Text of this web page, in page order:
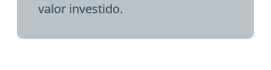
valor investido.